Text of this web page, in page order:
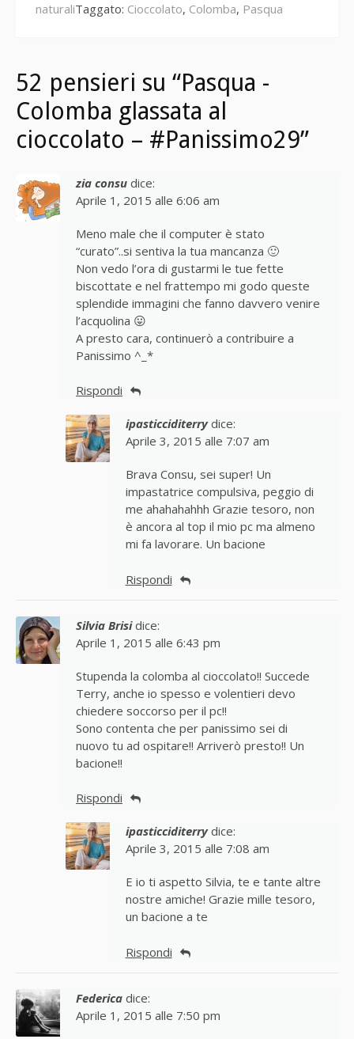
naturaliTaggato: Cioccolato, Colomba, Pasqua
52 pensieri su “Pasqua -
Colomba glassata al
cioccolato – #Panissimo29”
zia consu dice:
Aprile 1, 2015 alle 6:06 am
Meno male che il computer è stato
“curato”..si sentiva la tua mancanza 🙂
Non vedo l’ora di gustarmi le tue fette
biscottate e nel frattempo mi godo queste
splendide immagini che fanno davvero venire
l’acquolina 😛
A presto cara, continuerò a contribuire a
Panissimo ^_*
Rispondi
ipasticciditerry dice:
Aprile 3, 2015 alle 7:07 am
Brava Consu, sei super! Un
impastatrice compulsiva, peggio di
me ahahahahhh Grazie tesoro, non
è ancora al top il mio pc ma almeno
mi fa lavorare. Un bacione
Rispondi
Silvia Brisi dice:
Aprile 1, 2015 alle 6:43 pm
Stupenda la colomba al cioccolato!! Succede
Terry, anche io spesso e volentieri devo
chiedere soccorso per il pc!!
Sono contenta che per panissimo sei di
nuovo tu ad ospitare!! Arriverò presto!! Un
bacione!!
Rispondi
ipasticciditerry dice:
Aprile 3, 2015 alle 7:08 am
E io ti aspetto Silvia, te e tante altre
nostre amiche! Grazie mille tesoro,
un bacione a te
Rispondi
Federica dice:
Aprile 1, 2015 alle 7:50 pm